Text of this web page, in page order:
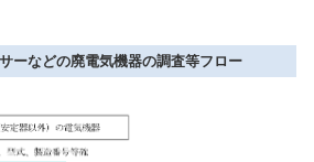
ーなどの廃電気機器の調査等フロー